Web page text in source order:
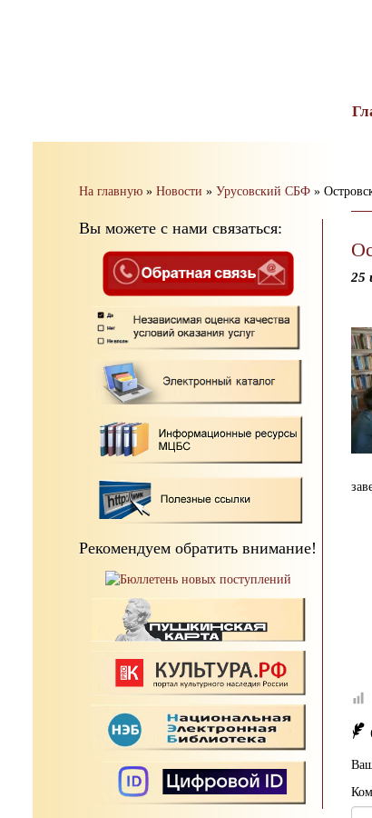
На главную » Новости » Урусовский СБФ »
Вы можете с нами связаться:
Рекомендуем обратить внимание!
25